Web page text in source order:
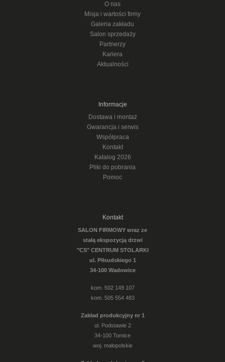
O nas
Misja i wartości firmy
Galeria zakładu
Salon sprzedaży
Partnerzy
Kariera
Aktualności
Informacje
Dostawa i montaż
Gwarancja i serwis
Współpraca
Kontakt
Katalog 2026
Pliki do pobrania
Pomoc
Kontakt
SALON FIRMOWY wraz ze
stałą ekspozycją drzwi
"CS" CENTRUM STOLARKI
ul. Piłsudskiego 1
34-100 Wadowice
kom. 502 149 107
kom. 505 554 483
Zakład produkcyjny nr 1
ul. Podstawie 2
34-100 Tomice
woj. małopolskie